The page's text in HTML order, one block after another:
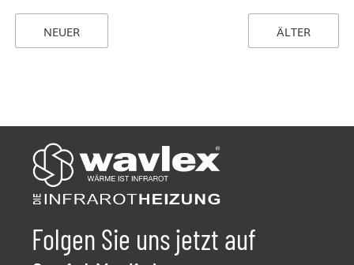
NEUER ÄLTER
Folgen Sie uns jetzt auf